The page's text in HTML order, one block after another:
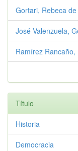
Gortari, Rebeca de
José Valenzuela,
Ramírez Rancaño,
Título
Historia
Democracia